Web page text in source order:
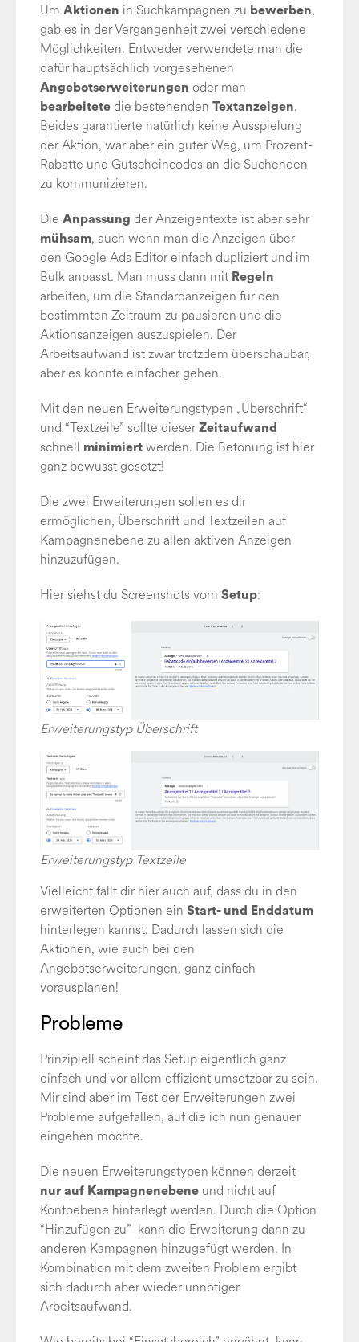
Um Aktionen in Suchkampagnen zu bewerben,
gab es in der Vergangenheit zwei verschiedene
Möglichkeiten. Entweder verwendete man die
dafür hauptsächlich vorgesehenen
Angebotserweiterungen oder man
bearbeitete die bestehenden Textanzeigen.
Beides garantierte natürlich keine Ausspielung
der Aktion, war aber ein guter Weg, um Prozent-
Rabatte und Gutscheincodes an die Suchenden
zu kommunizieren.
Die Anpassung der Anzeigentexte ist aber sehr
mühsam, auch wenn man die Anzeigen über
den Google Ads Editor einfach dupliziert und im
Bulk anpasst. Man muss dann mit Regeln
arbeiten, um die Standardanzeigen für den
bestimmten Zeitraum zu pausieren und die
Aktionsanzeigen auszuspielen. Der
Arbeitsaufwand ist zwar trotzdem überschaubar,
aber es könnte einfacher gehen.
Mit den neuen Erweiterungstypen „Überschrift“
und “Textzeile” sollte dieserZeitaufwand
schnell minimiert werden. Die Betonung ist hier
ganz bewusst gesetzt!
Die zwei Erweiterungen sollen es dir
ermöglichen, Überschrift und Textzeilen auf
Kampagnenebene zu allen aktiven Anzeigen
hinzuzufügen.
Hier siehst du Screenshots vom Setup:
Erweiterungstyp Überschrift
Erweiterungstyp Textzeile
Vielleicht fällt dir hier auch auf, dass du in den
erweiterten Optionen ein Start- und Enddatum
hinterlegen kannst. Dadurch lassen sich die
Aktionen, wie auch bei den
Angebotserweiterungen, ganz einfach
vorausplanen!
Probleme
Prinzipiell scheint das Setup eigentlich ganz
einfach und vor allem effizient umsetzbar zu sein.
Mir sind aber im Test der Erweiterungen zwei
Probleme aufgefallen, auf die ich nun genauer
eingehen möchte.
Die neuen Erweiterungstypen können derzeit
nur auf Kampagnenebene und nicht auf
Kontoebene hinterlegt werden. Durch die Option
“Hinzufügen zu” kann die Erweiterung dann zu
anderen Kampagnen hinzugefügt werden. In
Kombination mit dem zweiten Problem ergibt
sich dadurch aber wieder unnötiger
Arbeitsaufwand.